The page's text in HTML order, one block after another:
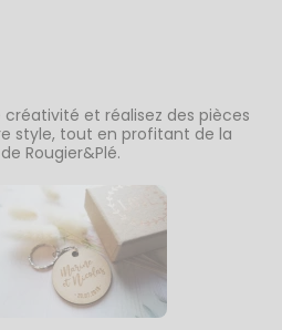
créativité et réalisez des pièces
style, tout en profitant de la
Rougier&Plé.